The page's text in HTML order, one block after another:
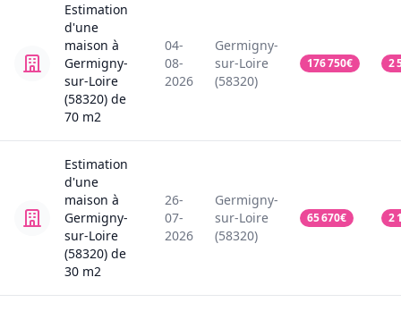
Estimation
d'une
maison à
Germigny-
sur-Loire
(58320) de
70 m2
04-
08-
2026
Germigny-
sur-Loire
(58320)
176 750€ 2
Estimation
d'une
maison à
Germigny-
sur-Loire
(58320) de
30 m2
26-
07-
2026
Germigny-
sur-Loire
(58320)
65 670€ 2